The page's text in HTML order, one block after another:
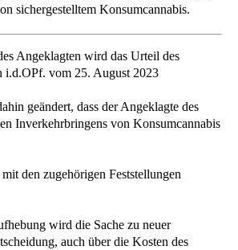
sichergestelltem Konsumcannabis.
Angeklagten wird das Urteil des
i.d.OPf. vom 25. August 2023
geändert, dass der Angeklagte des
Inverkehrbringens von Konsumcannabis
den zugehörigen Feststellungen
wird die Sache zu neuer
auch über die Kosten des